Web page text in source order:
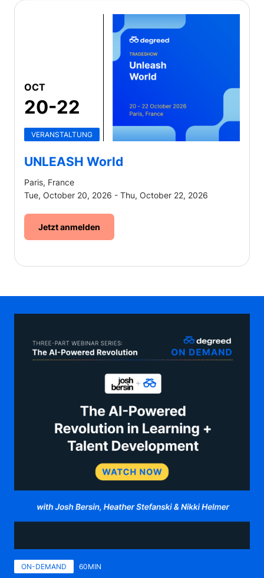
OCT
20-22
VERANSTALTUNG
UNLEASH World
Paris, France
Tue, October 20, 2026 - Thu, October 22, 2026
Jetzt anmelden
ON-DEMAND 60MIN